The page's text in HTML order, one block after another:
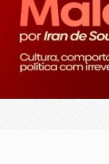
MJ detalha
União Brasil decide
Republicanos se
PCDF investiga